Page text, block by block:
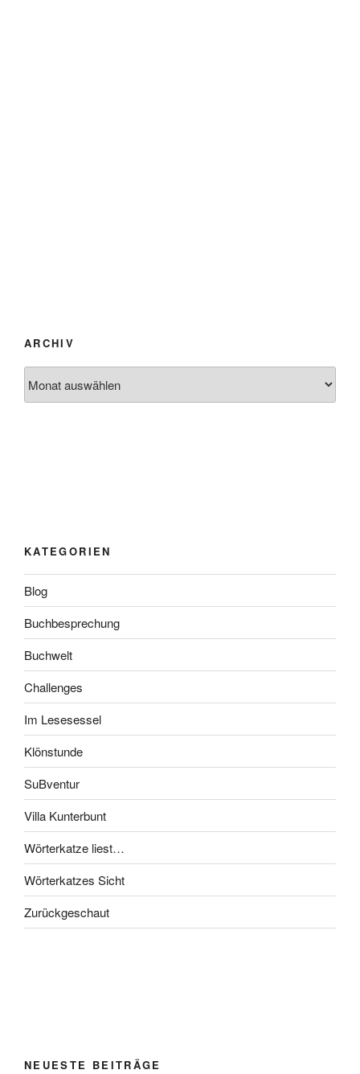
ARCHIV
KATEGORIEN
Blog
Buchbesprechung
Buchwelt
Challenges
Im Lesesessel
Klönstunde
SuBventur
Villa Kunterbunt
Wörterkatze liest…
Wörterkatzes Sicht
Zurückgeschaut
NEUESTE BEITRÄGE